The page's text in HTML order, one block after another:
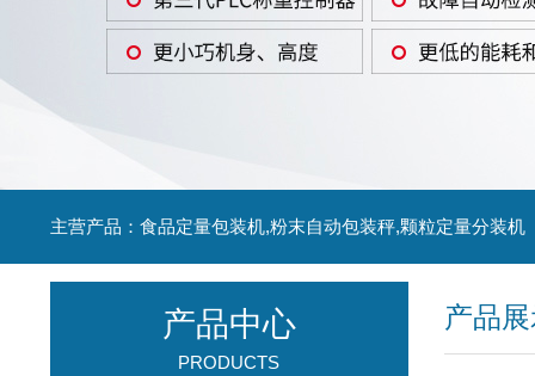
主营产品：食品定量包装机,粉末自动包装秤,颗粒定量分装机
产品
产品中心
PRODUCTS